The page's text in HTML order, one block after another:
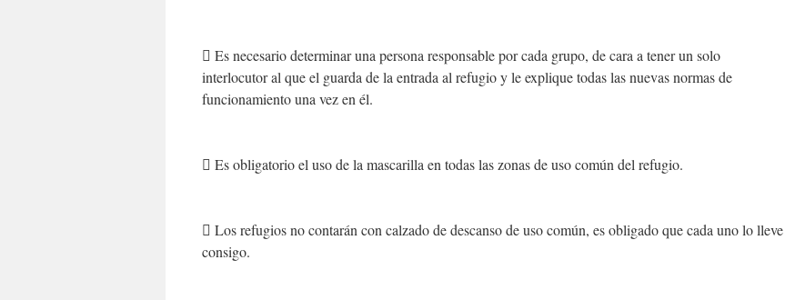
 Es necesario determinar una persona responsable por cada grupo, de cara a tener un solo
interlocutor al que el guarda de la entrada al refugio y le explique todas las nuevas normas de
funcionamiento una vez en él.
 Es obligatorio el uso de la mascarilla en todas las zonas de uso común del refugio.
 Los refugios no contarán con calzado de descanso de uso común, es obligado que cada uno lo lleve
consigo.